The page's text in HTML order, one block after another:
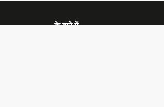
के बारे में